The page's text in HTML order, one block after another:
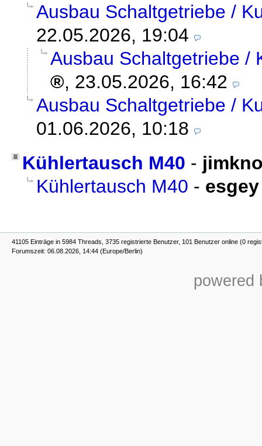
Ausbau Schaltgetriebe /
22.05.2026, 19:04
Ausbau Schaltgetriebe /
, 23.05.2026, 16:42
Ausbau Schaltgetriebe /
01.06.2026, 10:18
Kühlertausch M40 -
Kühlertausch M40 - esgey
41105 Einträge in 5984 Threads, 3735 registrierte Benutzer, 101 Benutzer online (0
Forumszeit: 06.08.2026, 14:44 (Europe/Berlin)
powered